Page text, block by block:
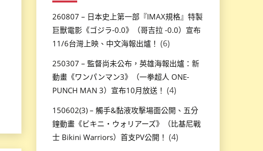
260807 – 日本史上第一部『IMAX規格』特製
巨獸電影《ゴジラ-0.0》（哥吉拉 -0.0）宣布
11/6台灣上映、中文海報出爐！ (6)
250307 – 監督尚未公布，英雄海報出爐：新
動畫《ワンパンマン3》（一拳超人 ONE-
PUNCH MAN 3）宣布10月放送！ (4)
150602(3) – 觸手&黏液攻擊場面公開、五分
鐘動畫《ビキニ・ウォリアーズ》（比基尼戰
士 Bikini Warriors）首支PV公開！ (4)